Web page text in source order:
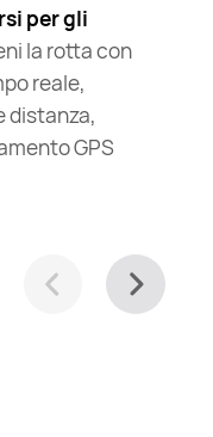
per gli
la rotta con
reale,
GPS